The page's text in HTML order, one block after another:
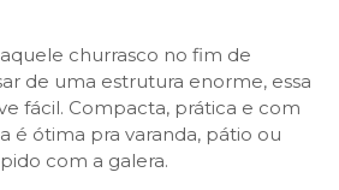
churrasco no fim de
de uma estrutura enorme, essa
fácil. Compacta, prática e com
é ótima pra varanda, pátio ou
com a galera.